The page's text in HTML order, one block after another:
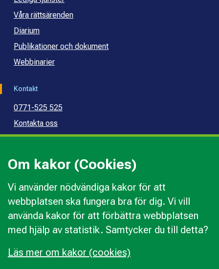
Om kakor (Cookies)
Vi använder nödvändiga kakor för att
webbplatsen ska fungera bra för dig. Vi vill
använda kakor för att förbättra webbplatsen
med hjälp av statistik. Samtycker du till detta?
Läs mer om kakor (cookies)
Våra rättsärenden
Diarium
Publikationer och dokument
Webbinarier
Kontakt
0771-525 525
Kontakta oss
Press
Kommunal budget- och skuldrådgivning
Om webbplatsen
Behandling av personuppgifter